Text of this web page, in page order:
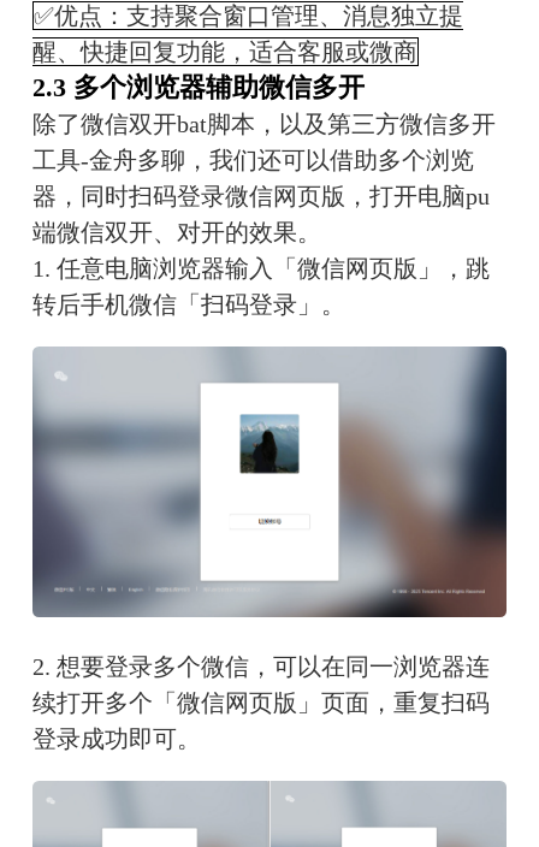
✅优点：支持聚合窗口管理、消息独立提
醒、快捷回复功能，适合客服或微商
2.3 多个浏览器辅助微信多开
除了微信双开bat脚本，以及第三方微信多开
工具-金舟多聊，我们还可以借助多个浏览
器，同时扫码登录微信网页版，打开电脑pu
端微信双开、对开的效果。
1. 任意电脑浏览器输入「微信网页版」，跳
转后手机微信「扫码登录」。
2. 想要登录多个微信，可以在同一浏览器连
续打开多个「微信网页版」页面，重复扫码
登录成功即可。